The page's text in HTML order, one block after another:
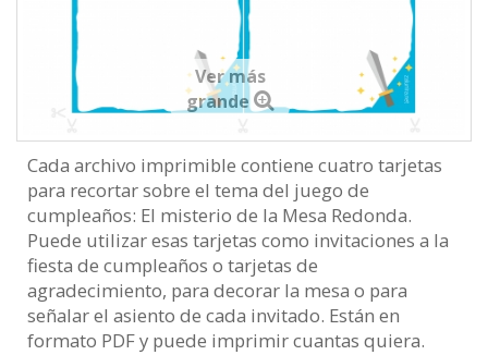
Ver más
grande
Cada archivo imprimible contiene cuatro tarjetas
para recortar sobre el tema del juego de
cumpleaños: El misterio de la Mesa Redonda.
Puede utilizar esas tarjetas como invitaciones a la
fiesta de cumpleaños o tarjetas de
agradecimiento, para decorar la mesa o para
señalar el asiento de cada invitado. Están en
formato PDF y puede imprimir cuantas quiera.